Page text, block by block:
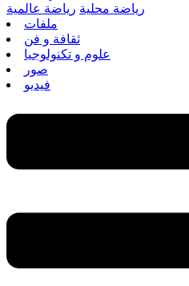
رياضة محلية رياضة عالمية
ملفات
ثقافة و فن
علوم و تكنولوجيا
صور
فيديو